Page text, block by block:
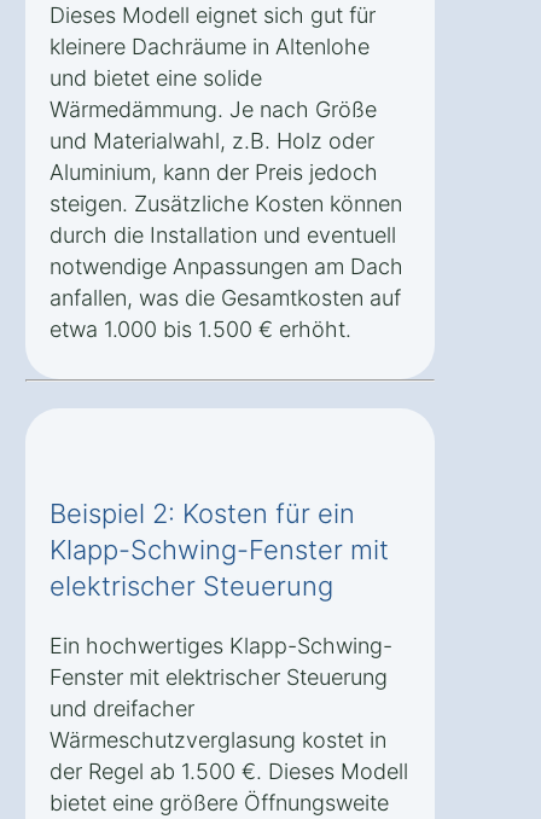
Dieses Modell eignet sich gut für
kleinere Dachräume in Altenlohe
und bietet eine solide
Wärmedämmung. Je nach Größe
und Materialwahl, z.B. Holz oder
Aluminium, kann der Preis jedoch
steigen. Zusätzliche Kosten können
durch die Installation und eventuell
notwendige Anpassungen am Dach
anfallen, was die Gesamtkosten auf
etwa 1.000 bis 1.500 € erhöht.
Beispiel 2: Kosten für ein
Klapp-Schwing-Fenster mit
elektrischer Steuerung
Ein hochwertiges Klapp-Schwing-
Fenster mit elektrischer Steuerung
und dreifacher
Wärmeschutzverglasung kostet in
der Regel ab 1.500 €. Dieses Modell
bietet eine größere Öffnungsweite